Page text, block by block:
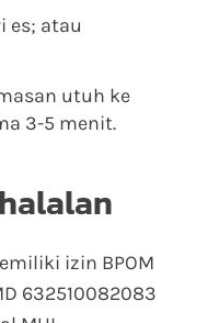
es; atau
utuh ke
3-5 menit.
izin BPOM
632510082083